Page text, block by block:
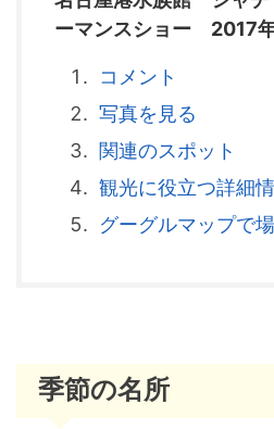
ーマンスショー 2017
コメント
写真を見る
関連のスポット
観光に役立つ詳細
グーグルマップで
季節の名所